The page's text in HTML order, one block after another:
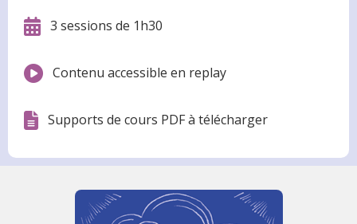
3 sessions de 1h30
Contenu accessible en replay
Supports de cours PDF à télécharger